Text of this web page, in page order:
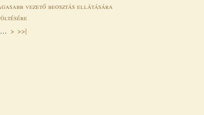
vezető beosztás ellátására
… > >>|